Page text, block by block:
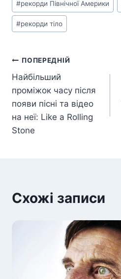
запису:
#рекорди Північної Америки
#рекорди тіло
Навігація
записів
ПОПЕРЕДНІЙ
Найбільший
проміжок часу після
появи пісні та відео
на неї: Like a Rolling
Stone
Схожі записи